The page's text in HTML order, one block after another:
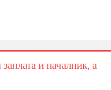
и началник, а